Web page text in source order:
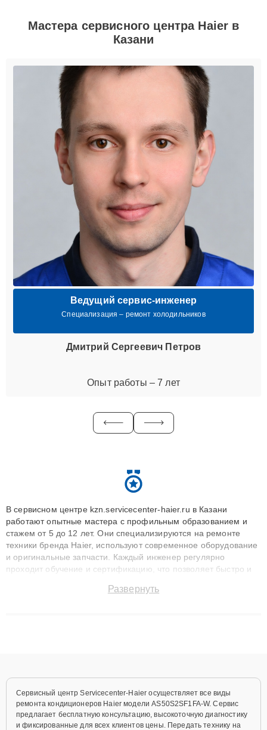
Мастера сервисного центра Haier в
Казани
Ведущий сервис-инженер
Специализация – ремонт холодильников
Дмитрий Сергеевич Петров
Опыт работы – 7 лет
В сервисном центре kzn.servicecenter-haier.ru в Казани
работают опытные мастера с профильным образованием и
стажем от 5 до 12 лет. Они специализируются на ремонте
техники бренда Haier, используют современное оборудование
и оригинальные запчасти. Каждый инженер регулярно
проходит обучение и сертификацию, что позволяет быстро и
сохранением гарантии до 3 лет. Наши мастера решают
Развернуть
Сервисный центр Servicecenter-Haier осуществляет все виды
ремонта кондиционеров Haier модели AS50S2SF1FA-W. Сервис
предлагает бесплатную консультацию, высокоточную диагностику
и фиксированные для всех клиентов цены. Передать технику на